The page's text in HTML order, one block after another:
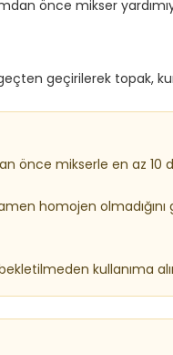
önce mikser
geçirilerek topak,
önce mikserle en az 10
homojen
kullanıma